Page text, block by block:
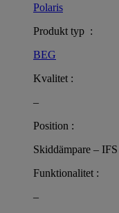
Polaris
Produkt typ :
BEG
Kvalitet :
–
Position :
Skiddämpare – IFS
Funktionalitet :
–